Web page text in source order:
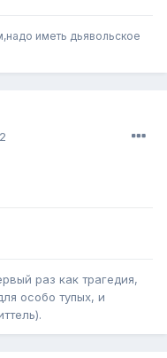
иметь дьявольское
раз как трагедия,
особо тупых, и